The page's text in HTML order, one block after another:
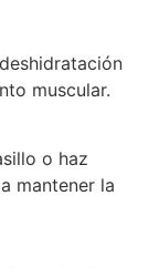
muscular.
o haz
mantener la